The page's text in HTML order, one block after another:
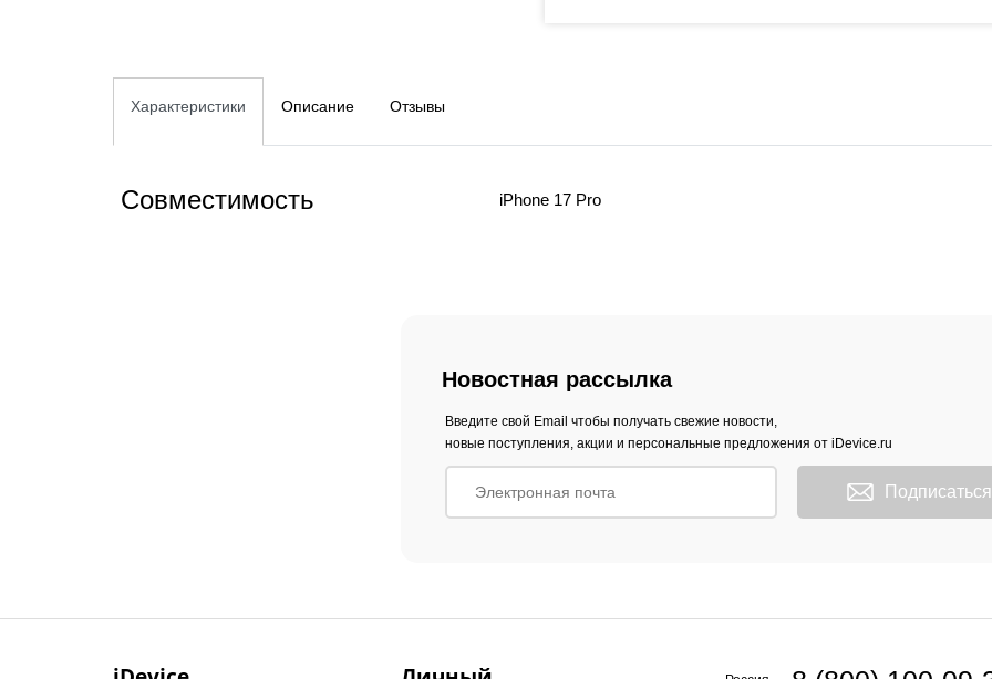
Описание
Характеристики Отзывы
Совместимость iPhone 17 Pro
Новостная рассылка
Введите свой Email чтобы получать свежие новости,
новые поступления, акции и персональные предложения от iDevice.ru
Подписаться